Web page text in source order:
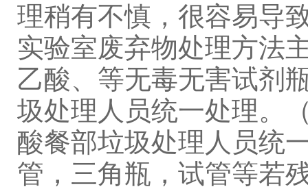
理稍有不慎，很容易导
实验室废弃物处理方法
乙酸、等无毒无害试剂
圾处理人员统一处理。
酸餐部垃圾处理人员统
管，三角瓶，试管等若